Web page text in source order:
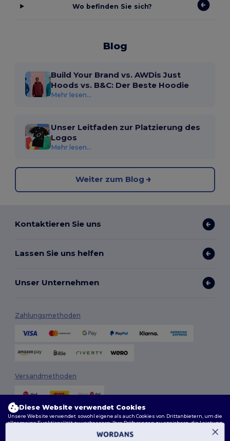
Wo befinden Sie sich?
Blog
Build Your Brand vs. AWDis Just
Hoods vs. B&C: Der Beste Hoodie
Mehr lesen...
Unser Leitfaden zur Platzierung des
Logos
Mehr lesen...
Weiter zum Blog
Kontaktieren Sie uns
Lassen Sie uns helfen
Unser Unternehmen
Zahlungsmethoden
Versandmethoden
Diese Website verwendet Cookies
Unsere Website verwendet sowohl eigene als auch Cookies von Drittanbietern, um die
allgemeine Funktionalität zu verbessern, Ihre Präferenzen zu speichern, die Leistung
der Website zu analysieren und ein reibungsloses und personalisiertes Surferlebnis
zu gewährleisten, einschließlich maßgeschneidertem Inhalt, optimierten